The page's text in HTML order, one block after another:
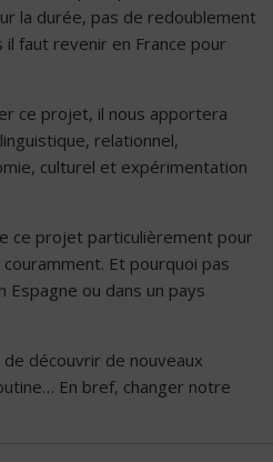
la durée, pas de redoublement
faut revenir en France pour
ce projet, il nous apportera
relationnel,
culturel et expérimentation
ce projet particulièrement pour
Et pourquoi pas
Espagne ou dans un pays
découvrir de nouveaux
En bref, changer notre